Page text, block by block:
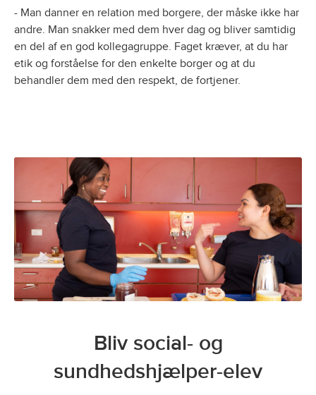
- Man danner en relation med borgere, der måske ikke har
andre. Man snakker med dem hver dag og bliver samtidig
en del af en god kollegagruppe. Faget kræver, at du har
etik og forståelse for den enkelte borger og at du
behandler dem med den respekt, de fortjener.
Bliv social- og
sundhedshjælper-elev